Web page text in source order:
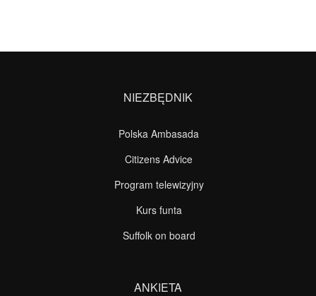
NIEZBĘDNIK
Polska Ambasada
Citizens Advice
Program telewizyjny
Kurs funta
Suffolk on board
ANKIETA